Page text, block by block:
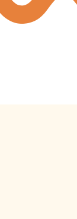
an. Wir